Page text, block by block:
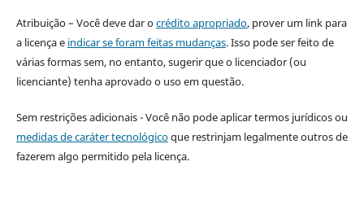
Atribuição – Você deve dar ocrédito apropriado, prover um link para
a licença e indicar se foram feitas mudanças. Isso pode ser feito de
várias formas sem, no entanto, sugerir que o licenciador (ou
licenciante) tenha aprovado o uso em questão.
Sem restrições adicionais - Você não pode aplicar termos jurídicos ou
medidas de caráter tecnológicoque restrinjam legalmente outros de
fazerem algo permitido pela licença.